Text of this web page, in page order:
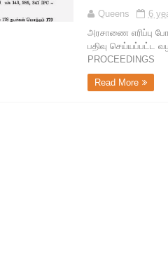
Queens
6
அரசாணை எரிப்பு
பதிவு செய்யப்பட்ட
PROCEEDINGS
Read More